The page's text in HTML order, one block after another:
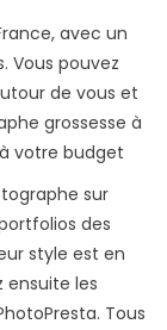
avec un
Vous pouvez
de vous et
grossesse à
votre budget
sur
des
style est en
ensuite les
Tous